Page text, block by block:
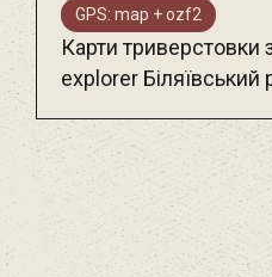
GPS: map + ozf2
Карти
explorer Біляївський